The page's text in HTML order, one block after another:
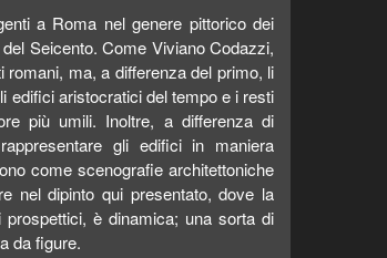
a Roma nel genere pittorico dei
Seicento. Come Viviano Codazzi,
ma, a differenza del primo, li
edifici aristocratici del tempo e i resti
più umili. Inoltre, a differenza di
gli edifici in maniera
come scenografie architettoniche
nel dipinto qui presentato, dove la
è dinamica; una sorta di
da figure.